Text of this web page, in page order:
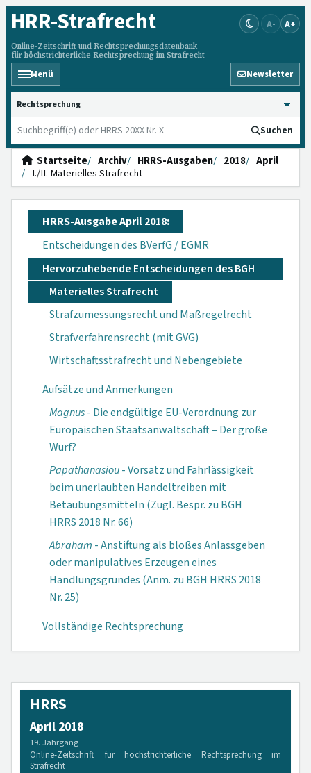
HRR-Strafrecht
Online-Zeitschrift und Rechtsprechungsdatenbank
für höchstrichterliche Rechtsprechung im Strafrecht
A- A+
Menü Newsletter
HRRS durchsuchen
Suchen
Startseite Archiv HRRS-Ausgaben 2018
April
I./II. Materielles Strafrecht
HRRS-Ausgabe April 2018:
Entscheidungen des BVerfG / EGMR
Hervorzuhebende Entscheidungen des BGH
Materielles Strafrecht
Strafzumessungsrecht und Maßregelrecht
Strafverfahrensrecht (mit GVG)
Wirtschaftsstrafrecht und Nebengebiete
Aufsätze und Anmerkungen
Magnus- Die endgültige EU-Verordnung zur
Europäischen Staatsanwaltschaft – Der große
Wurf?
Papathanasiou- Vorsatz und Fahrlässigkeit
beim unerlaubten Handeltreiben mit
Betäubungsmitteln (Zugl. Bespr. zu BGH
HRRS 2018 Nr. 66)
Abraham - Anstiftung als bloßes Anlassgeben
oder manipulatives Erzeugen eines
Handlungsgrundes (Anm. zu BGH HRRS 2018
Nr. 25)
Vollständige Rechtsprechung
HRRS
April 2018
19. Jahrgang
Online-Zeitschrift für höchstrichterliche Rechtsprechung im
Strafrecht